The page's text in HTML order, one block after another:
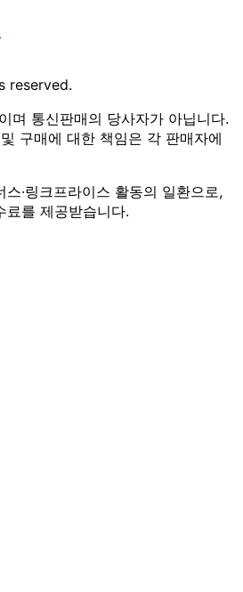
reserved.
며 통신판매의 당사자가 아닙니다.
구매에 대한 책임은 각 판매자에
·링크프라이스 활동의 일환으로,
료를 제공받습니다.